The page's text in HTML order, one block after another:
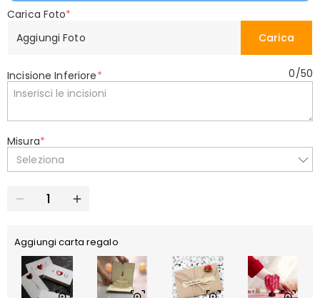
Carica Foto*
Aggiungi Foto
Carica
Incisione Inferiore* 0/50
Misura*
Seleziona
Aggiungi carta regalo